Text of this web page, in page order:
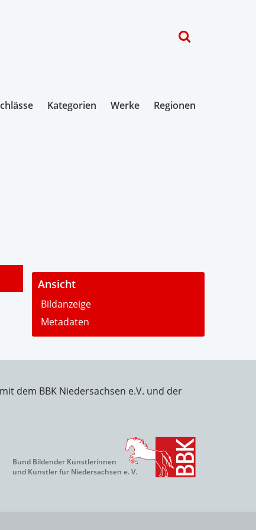
Kategorien Werke Regionen
- Ansicht
Bildanzeige
Metadaten
dem BBK Niedersachsen e.V. und der
Bund Bildender Künstlerinnen
und Künstler für Niedersachsen e. V.